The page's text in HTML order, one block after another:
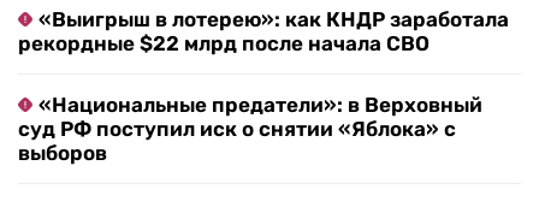
«Выигрыш в лотерею»: как КНДР заработала
рекордные $22 млрд после начала СВО
«Национальные предатели»: в Верховный
суд РФ поступил иск о снятии «Яблока» с
выборов